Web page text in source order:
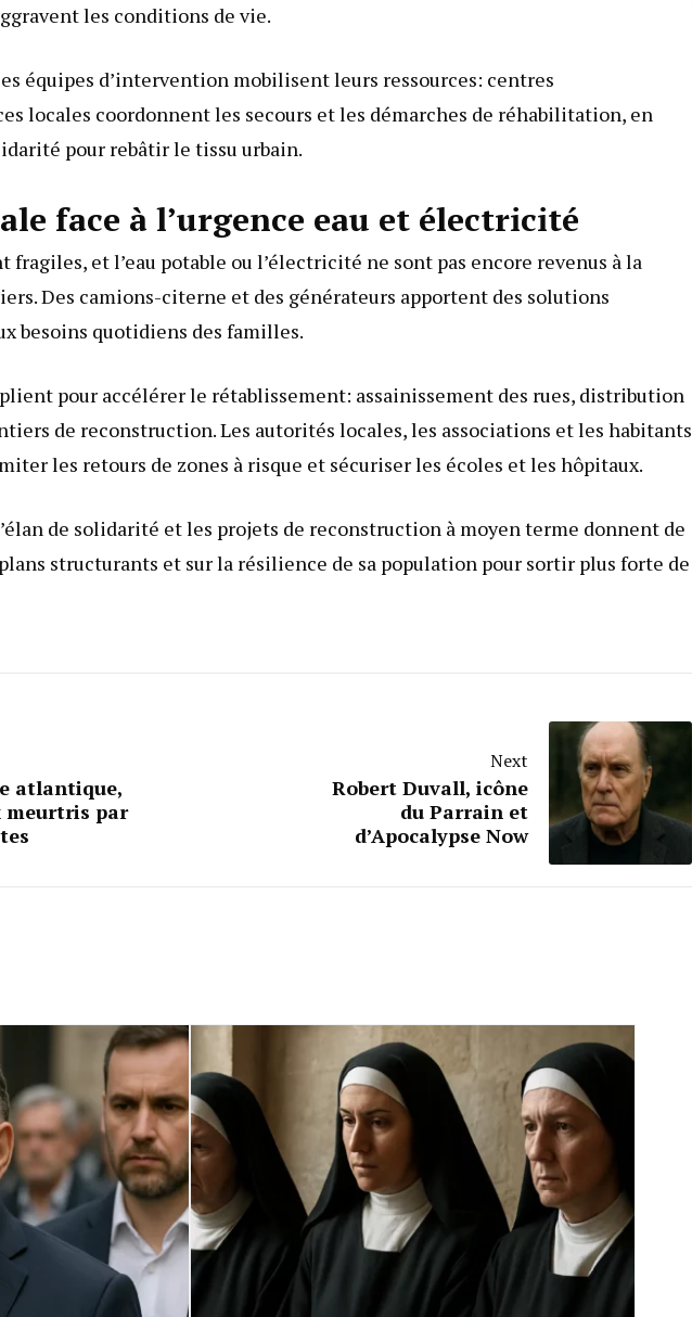
les conditions de vie.
équipes d’intervention mobilisent leurs ressources: centres
locales coordonnent les secours et les démarches de réhabilitation, en
pour rebâtir le tissu urbain.
face à l’urgence eau et électricité
fragiles, et l’eau potable ou l’électricité ne sont pas encore revenus à la
Des camions-citerne et des générateurs apportent des solutions
besoins quotidiens des familles.
pour accélérer le rétablissement: assainissement des rues, distribution
de reconstruction. Les autorités locales, les associations et les habitants
les retours de zones à risque et sécuriser les écoles et les hôpitaux.
de solidarité et les projets de reconstruction à moyen terme donnent de
structurants et sur la résilience de sa population pour sortir plus forte de
atlantique,
meurtris par
Next
Robert Duvall, icône
du Parrain et
d’Apocalypse Now